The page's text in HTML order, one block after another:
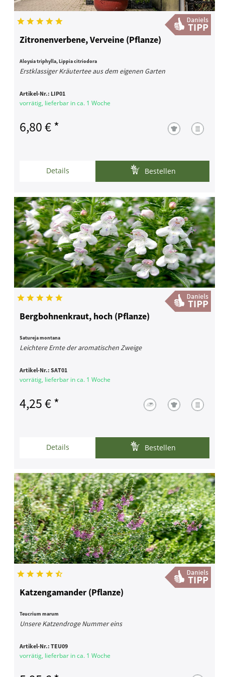
Zitronenverbene, Verveine (Pflanze)
Aloysia triphylla, Lippia citriodora
Erstklassiger Kräutertee aus dem eigenen Garten
Artikel-Nr.: LIP01
vorrätig, lieferbar in ca. 1 Woche
6,80 € *
Details Bestellen
Bergbohnenkraut, hoch (Pflanze)
Satureja montana
Leichtere Ernte der aromatischen Zweige
Artikel-Nr.:SAT01
vorrätig, lieferbar in ca. 1 Woche
4,25 € *
Details Bestellen
Katzengamander (Pflanze)
Teucrium marum
Unsere Katzendroge Nummer eins
Artikel-Nr.:TEU09
vorrätig, lieferbar in ca. 1 Woche